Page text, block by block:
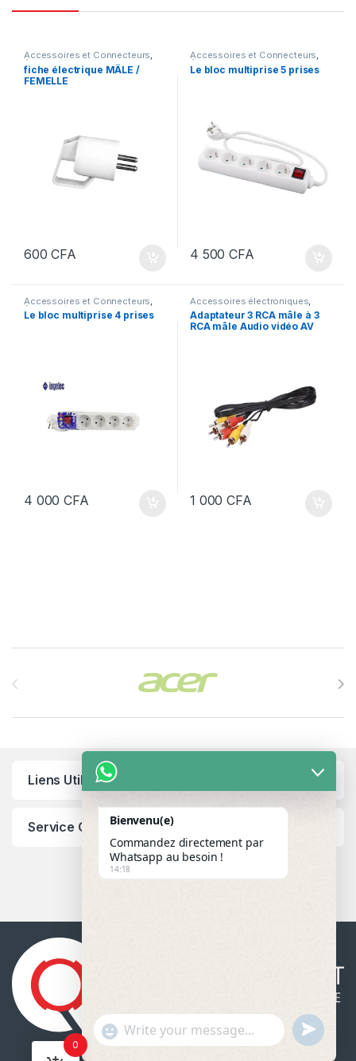
Accessoires et Connecteurs
Électricité
fiche électrique MÂLE /
FEMELLE
600CFA
Accessoires et Connecteurs
Électricité
Le bloc multiprise 5 prises
4 500CFA
Accessoires et Connecteurs
Électricité
Le bloc multiprise 4 prises
4 000CFA
Accessoires électroniques
Accessoires et Connecteurs,
Câbles,Filerie Câblerie et
Fourreautage
Adaptateur 3 RCA mâle à 3
RCA mâle Audio vidéo AV
1 000CFA
Liens Utiles
Service Client
0
Bienvenu(e)
Commandez directement par
Whatsapp au besoin !
14:18
"
+
WhatsApp Message
u
n